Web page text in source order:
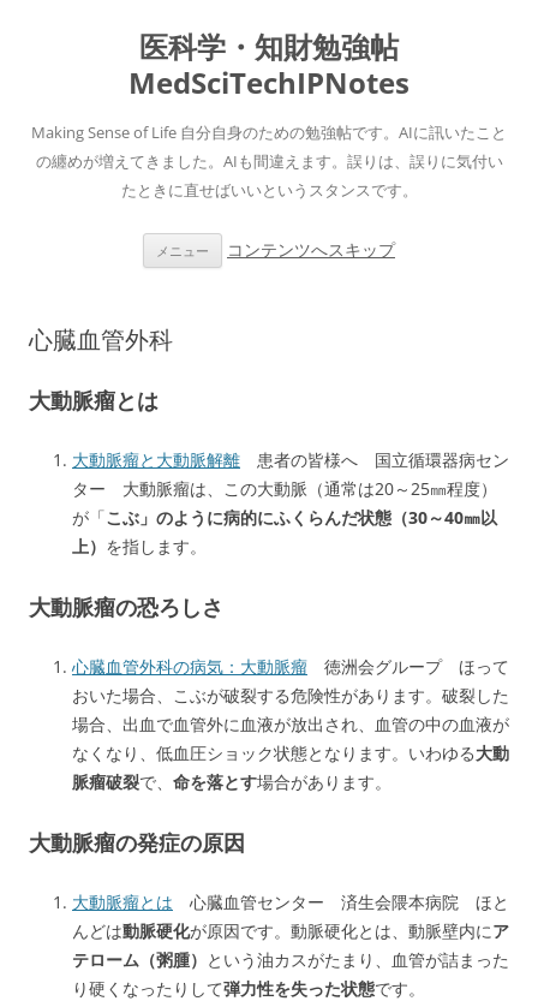
医科学・知財勉強帖
MedSciTechIPNotes
Making Sense of Life 自分自身のための勉強帖です。AIに訊いたこと
の纏めが増えてきました。AIも間違えます。誤りは、誤りに気付い
たときに直せばいいというスタンスです。
メニュー コンテンツへスキップ
心臓血管外科
大動脈瘤とは
大動脈瘤と大動脈解離 患者の皆様へ 国立循環器病セン
ター 大動脈瘤は、この大動脈（通常は20～25㎜程度）
が「こぶ」のように病的にふくらんだ状態（30～40㎜以
上） を指します。
大動脈瘤の恐ろしさ
心臓血管外科の病気：大動脈瘤 徳洲会グループ ほって
おいた場合、こぶが破裂する危険性があります。破裂した
場合、出血で血管外に血液が放出され、血管の中の血液が
なくなり、低血圧ショック状態となります。いわゆる大動
脈瘤破裂で、 命を落とす場合があります。
大動脈瘤の発症の原因
大動脈瘤とは 心臓血管センター 済生会隈本病院 ほと
んどは動脈硬化が原因です。動脈硬化とは、動脈壁内にア
テローム（粥腫） という油カスがたまり、血管が詰まった
り硬くなったりして弾力性を失った状態です。